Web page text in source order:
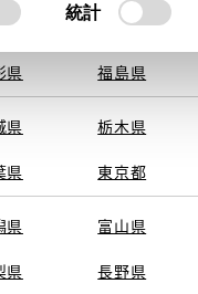
統計
県 岩手県
県 福島県
県 栃木県
県 東京都
県 富山県
県 長野県
申し訳ご
らかの問題が
入りますが、しばらく経っ